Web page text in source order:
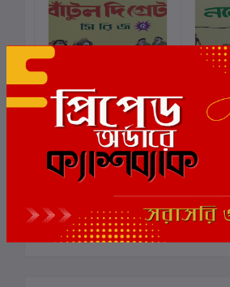
কার্টে যোগ করুন
বাঁটুল দি গ্রেট সিরিজ - ৫
লেখক:নারায়ণ দেবনাথ
₹70.00
নন্টে